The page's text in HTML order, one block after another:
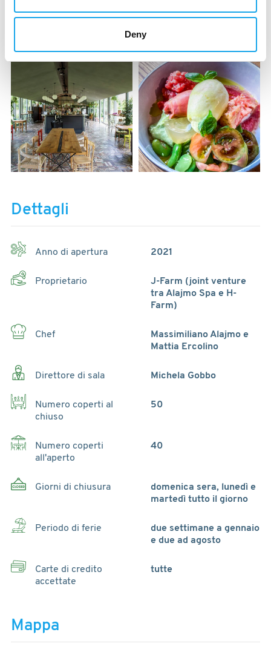
Deny
Dettagli
Anno di apertura 2021
Proprietario
J-Farm (joint venture
tra Alajmo Spa e H-
Farm)
Chef
Massimiliano Alajmo e
Mattia Ercolino
Direttore di sala Michela Gobbo
Numero coperti al
chiuso
50
Numero coperti
all'aperto
40
Giorni di chiusura
domenica sera, lunedì e
martedì tutto il giorno
Periodo di ferie
due settimane a gennaio
e due ad agosto
Carte di credito
accettate
tutte
Mappa